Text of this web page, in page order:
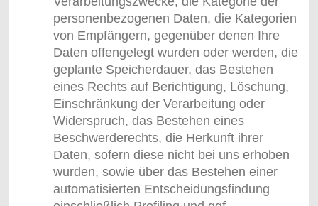
personenbezogenen Daten, die Kategorien
von Empfängern, gegenüber denen Ihre
Daten offengelegt wurden oder werden, die
geplante Speicherdauer, das Bestehen
eines Rechts auf Berichtigung, Löschung,
Einschränkung der Verarbeitung oder
Widerspruch, das Bestehen eines
Beschwerderechts, die Herkunft ihrer
Daten, sofern diese nicht bei uns erhoben
wurden, sowie über das Bestehen einer
automatisierten Entscheidungsfindung